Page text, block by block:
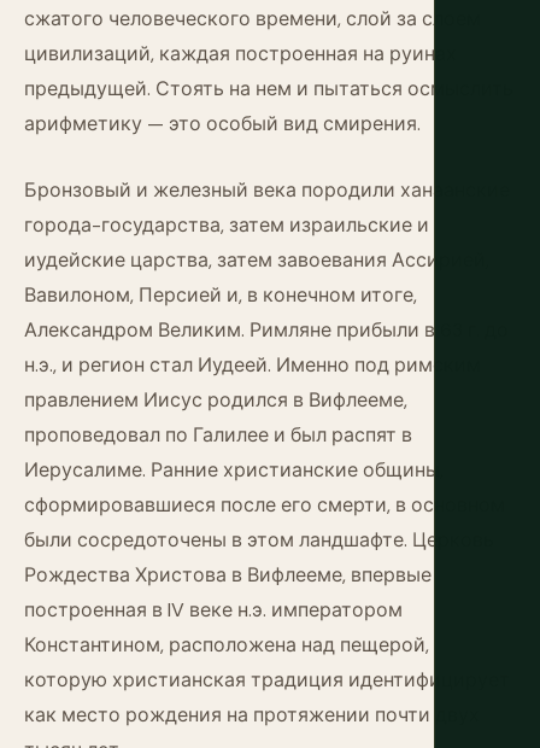
сжатого человеческого времени, слой за слоем
цивилизаций, каждая построенная на руинах
предыдущей. Стоять на нем и пытаться осмыслить
арифметику — это особый вид смирения.
Бронзовый и железный века породили ханаанские
города-государства, затем израильские и
иудейские царства, затем завоевания Ассирией,
Вавилоном, Персией и, в конечном итоге,
Александром Великим. Римляне прибыли в 63 г. до
н.э., и регион стал Иудеей. Именно под римским
правлением Иисус родился в Вифлееме,
проповедовал по Галилее и был распят в
Иерусалиме. Ранние христианские общины,
сформировавшиеся после его смерти, в основном
были сосредоточены в этом ландшафте. Церковь
Рождества Христова в Вифлееме, впервые
построенная в IV веке н.э. императором
Константином, расположена над пещерой,
которую христианская традиция идентифицирует
как место рождения на протяжении почти двух